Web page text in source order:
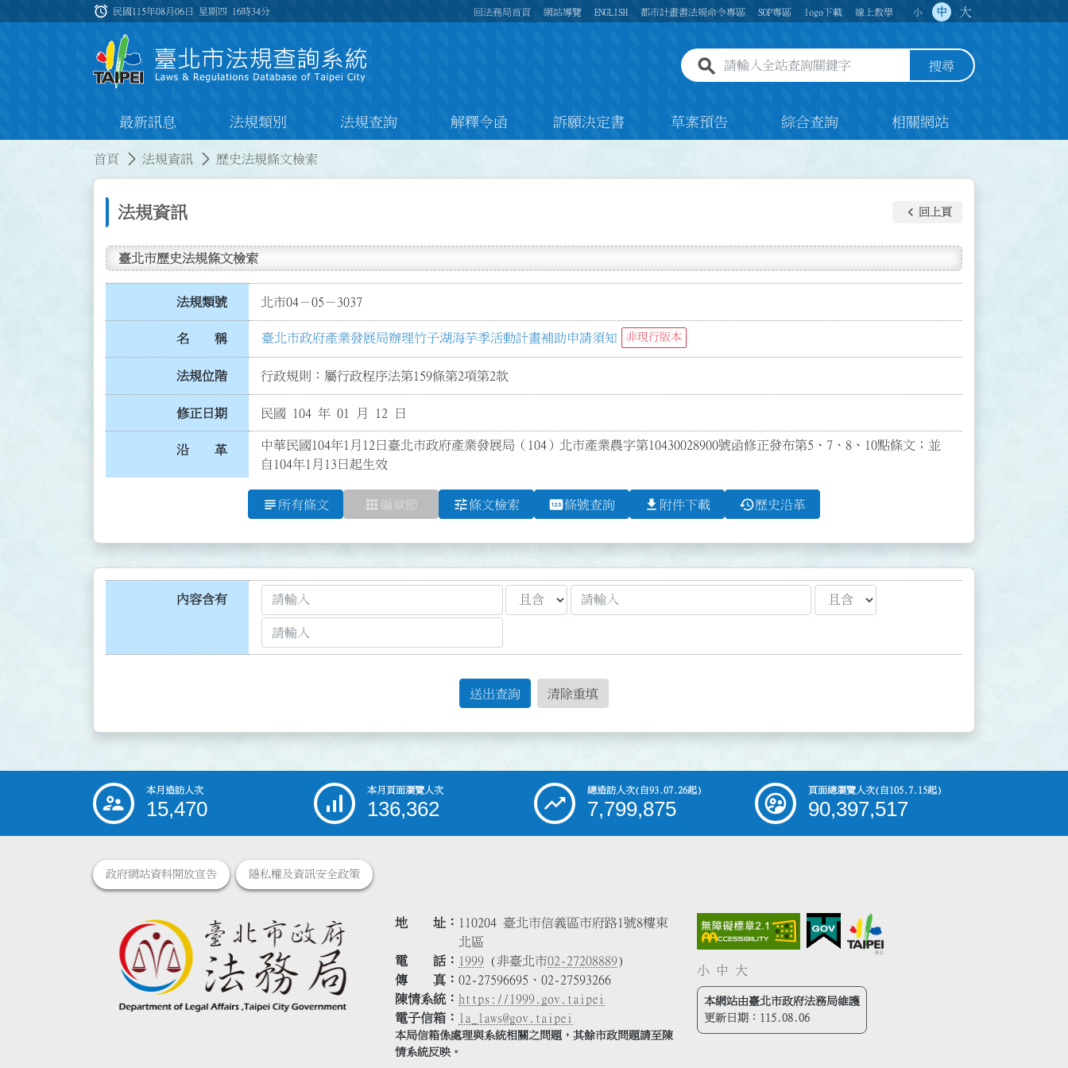
:::
alarm 民國115年08月06日 星期四 16時34分 回法務局首頁 網站導覽 ENGLISH 都市計畫書法規命令專區 SOP專區 logo下載 線上教學 小 中 大
全站查詢關鍵字欄位 搜尋
最新訊息 法規類別 法規查詢 解釋令函 訴願決定書 草案預告 綜合查詢 相關網站
首頁 法規資訊 歷史法規條文檢索
法規資訊 keyboard_arrow_left 回上頁
臺北市歷史法規條文檢索
法規類號 北市04－05－3037
名 稱 臺北市政府產業發展局辦理竹子湖海芋季活動計畫補助申請須知 非現行版本
法規位階 行政規則：屬行政程序法第159條第2項第2款
修正日期 民國 104 年 01 月 12 日
沿 革
中華民國104年1月12日臺北市政府產業發展局（104）北市產業農字第10430028900號函修正發布第5、7、8、10點條文；並
自104年1月13日起生效
subject 所有條文 apps 編章節 tune條文檢索 pin條號查詢 file_download 附件下載 history歷史沿革
內容含有
送出查詢 清除重填
::: 本月造訪人次
15,470
本月頁面瀏覽人次
136,362
總造訪人次(自93.07.26起)
7,799,875
頁面總瀏覽人次(自105.7.15起)
90,397,517
政府網站資料開放宣告 隱私權及資訊安全政策
地 址
110204 臺北市信義區市府路1號8樓東
北區
電 話
1999 (非臺北市02-27208889)
傳 真
02-27596695、02-27593266
陳情系統
https://1999.gov.taipei
電子信箱
la_laws@gov.taipei
本局信箱係處理與系統相關之問題，其餘市政問題請至陳
情系統反映。
小 中 大
本網站由臺北市政府法務局維護
更新日期： 115.08.06